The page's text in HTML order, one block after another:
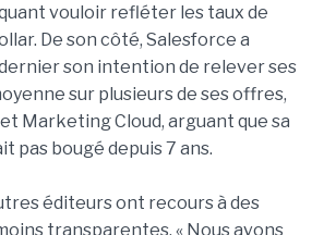
vouloir refléter les taux de
De son côté, Salesforce a
son intention de relever ses
sur plusieurs de ses offres,
Marketing Cloud, arguant que sa
pas bougé depuis 7 ans.
éditeurs ont recours à des
transparentes. « Nous avons